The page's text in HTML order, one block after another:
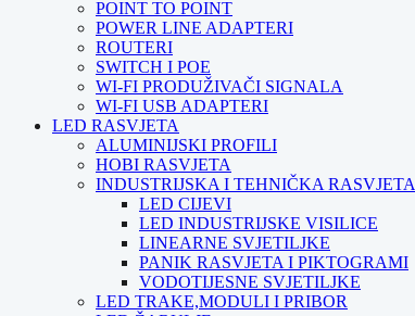
POINT TO POINT
POWER LINE ADAPTERI
ROUTERI
SWITCH I POE
WI-FI PRODUŽIVAČI SIGNALA
WI-FI USB ADAPTERI
LED RASVJETA
ALUMINIJSKI PROFILI
HOBI RASVJETA
INDUSTRIJSKA I TEHNIČKA RASVJETA
LED CIJEVI
LED INDUSTRIJSKE VISILICE
LINEARNE SVJETILJKE
PANIK RASVJETA I PIKTOGRAMI
VODOTIJESNE SVJETILJKE
LED TRAKE,MODULI I PRIBOR